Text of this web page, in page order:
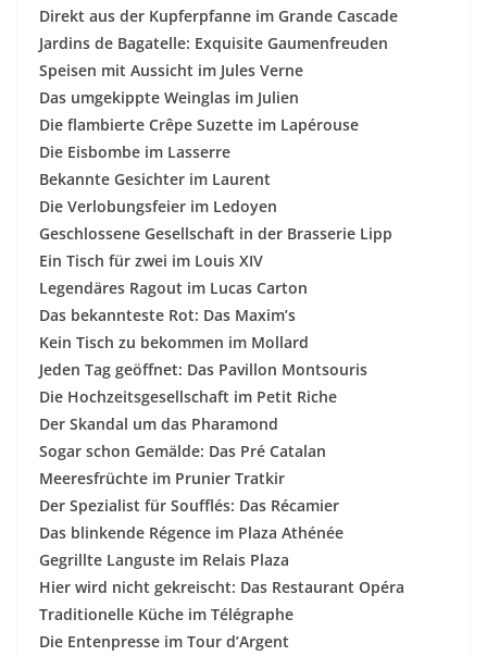
Direkt aus der Kupferpfanne im Grande Cascade
Jardins de Bagatelle: Exquisite Gaumenfreuden
Speisen mit Aussicht im Jules Verne
Das umgekippte Weinglas im Julien
Die flambierte Crêpe Suzette im Lapérouse
Die Eisbombe im Lasserre
Bekannte Gesichter im Laurent
Die Verlobungsfeier im Ledoyen
Geschlossene Gesellschaft in der Brasserie Lipp
Ein Tisch für zwei im Louis XIV
Legendäres Ragout im Lucas Carton
Das bekannteste Rot: Das Maxim’s
Kein Tisch zu bekommen im Mollard
Jeden Tag geöffnet: Das Pavillon Montsouris
Die Hochzeitsgesellschaft im Petit Riche
Der Skandal um das Pharamond
Sogar schon Gemälde: Das Pré Catalan
Meeresfrüchte im Prunier Tratkir
Der Spezialist für Soufflés: Das Récamier
Das blinkende Régence im Plaza Athénée
Gegrillte Languste im Relais Plaza
Hier wird nicht gekreischt: Das Restaurant Opéra
Traditionelle Küche im Télégraphe
Die Entenpresse im Tour d’Argent